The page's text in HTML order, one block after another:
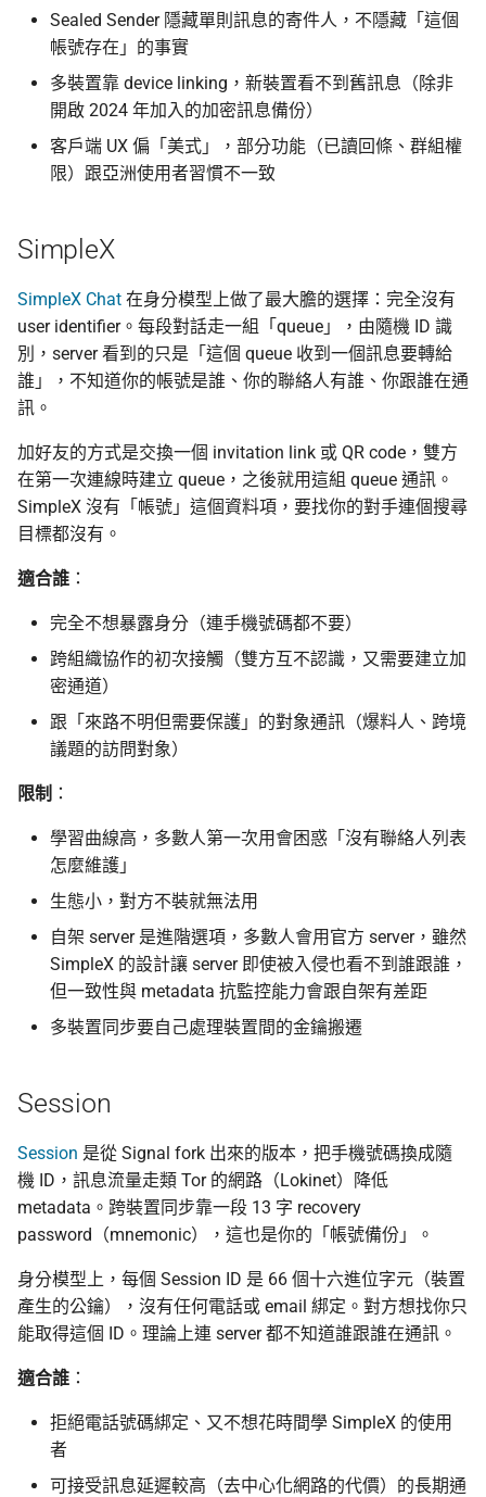
Sealed Sender 隱藏單則訊息的寄件人，不隱藏「這個
帳號存在」的事實
多裝置靠 device linking，新裝置看不到舊訊息（除非
開啟 2024 年加入的加密訊息備份）
客戶端 UX 偏「美式」，部分功能（已讀回條、群組權
限）跟亞洲使用者習慣不一致
SimpleX
SimpleX Chat 在身分模型上做了最大膽的選擇：完全沒有
user identifier。每段對話走一組「queue」，由隨機 ID 識
別，server 看到的只是「這個 queue 收到一個訊息要轉給
誰」，不知道你的帳號是誰、你的聯絡人有誰、你跟誰在通
訊。
加好友的方式是交換一個 invitation link 或 QR code，雙方
在第一次連線時建立 queue，之後就用這組 queue 通訊。
SimpleX 沒有「帳號」這個資料項，要找你的對手連個搜尋
目標都沒有。
適合誰 ：
完全不想暴露身分（連手機號碼都不要）
跨組織協作的初次接觸（雙方互不認識，又需要建立加
密通道）
跟「來路不明但需要保護」的對象通訊（爆料人、跨境
議題的訪問對象）
限制 ：
學習曲線高，多數人第一次用會困惑「沒有聯絡人列表
怎麼維護」
生態小，對方不裝就無法用
自架 server 是進階選項，多數人會用官方 server，雖然
SimpleX 的設計讓 server 即使被入侵也看不到誰跟誰，
但一致性與 metadata 抗監控能力會跟自架有差距
多裝置同步要自己處理裝置間的金鑰搬遷
Session
Session 是從 Signal fork 出來的版本，把手機號碼換成隨
機 ID，訊息流量走類 Tor 的網路（Lokinet）降低
metadata。跨裝置同步靠一段 13 字 recovery
password（mnemonic），這也是你的「帳號備份」。
身分模型上，每個 Session ID 是 66 個十六進位字元（裝置
產生的公鑰），沒有任何電話或 email 綁定。對方想找你只
能取得這個 ID。理論上連 server 都不知道誰跟誰在通訊。
適合誰 ：
拒絕電話號碼綁定、又不想花時間學 SimpleX 的使用
者
可接受訊息延遲較高（去中心化網路的代價）的長期通